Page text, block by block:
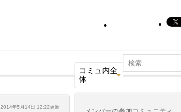
コミュ内全
体
2014年5月14日 12:22更新